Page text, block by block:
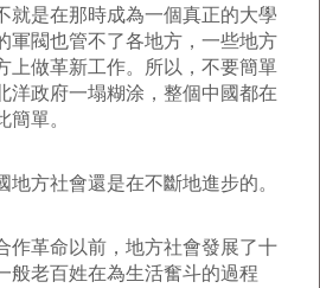
就是在那時成為一個真正的大學
軍閥也管不了各地方，一些地方
上做革新工作。所以，不要簡單
洋政府一塌糊涂，整個中國都在
單。
方社會還是在不斷地進步的。
革命以前，地方社會發展了十
般老百姓在為生活奮斗的過程